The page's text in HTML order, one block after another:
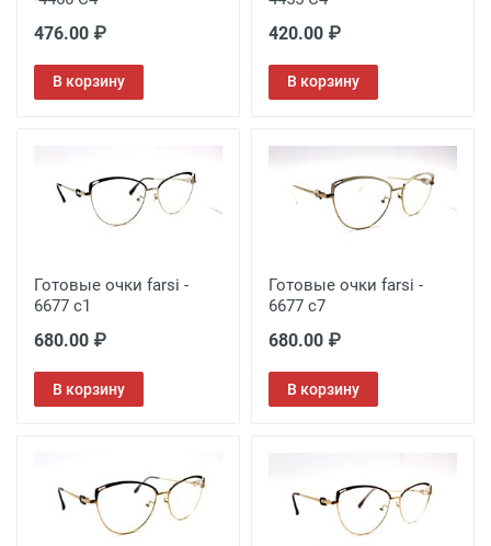
476.00 ₽
В корзину
420.00 ₽
В корзину
Готовые очки farsi -
6677 c1
680.00 ₽
В корзину
Готовые очки farsi -
6677 c7
680.00 ₽
В корзину